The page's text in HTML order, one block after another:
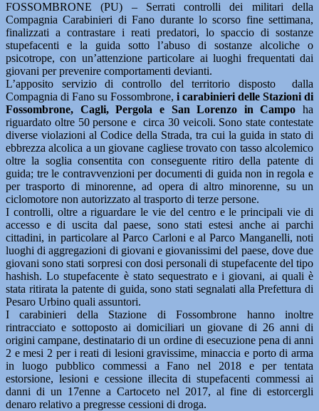
FOSSOMBRONE (PU) – Serrati controlli dei militari della
Compagnia Carabinieri di Fano durante lo scorso fine settimana,
finalizzati a contrastare i reati predatori, lo spaccio di sostanze
stupefacenti e la guida sotto l’abuso di sostanze alcoliche o
psicotrope, con un’attenzione particolare ai luoghi frequentati dai
giovani per prevenire comportamenti devianti.
L’apposito servizio di controllo del territorio disposto dalla
Compagnia di Fano su Fossombrone, i carabinieri delle Stazioni di
Fossombrone, Cagli, Pergola e San Lorenzo in Campo ha
riguardato oltre 50 persone e circa 30 veicoli. Sono state contestate
diverse violazioni al Codice della Strada, tra cui la guida in stato di
ebbrezza alcolica a un giovane cagliese trovato con tasso alcolemico
oltre la soglia consentita con conseguente ritiro della patente di
guida; tre le contravvenzioni per documenti di guida non in regola e
per trasporto di minorenne, ad opera di altro minorenne, su un
ciclomotore non autorizzato al trasporto di terze persone.
I controlli, oltre a riguardare le vie del centro e le principali vie di
accesso e di uscita dal paese, sono stati estesi anche ai parchi
cittadini, in particolare al Parco Carloni e al Parco Manganelli, noti
luoghi di aggregazioni di giovani e giovanissimi del paese, dove due
giovani sono stati sorpresi con dosi personali di stupefacente del tipo
hashish. Lo stupefacente è stato sequestrato e i giovani, ai quali è
stata ritirata la patente di guida, sono stati segnalati alla Prefettura di
Pesaro Urbino quali assuntori.
I carabinieri della Stazione di Fossombrone hanno inoltre
rintracciato e sottoposto ai domiciliari un giovane di 26 anni di
origini campane, destinatario di un ordine di esecuzione pena di anni
2 e mesi 2 per i reati di lesioni gravissime, minaccia e porto di arma
in luogo pubblico commessi a Fano nel 2018 e per tentata
estorsione, lesioni e cessione illecita di stupefacenti commessi ai
danni di un 17enne a Cartoceto nel 2017, al fine di estorcergli
denaro relativo a pregresse cessioni di droga.